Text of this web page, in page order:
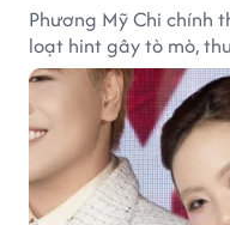
Phương Mỹ Chi chính
loạt hint gây tò mò,